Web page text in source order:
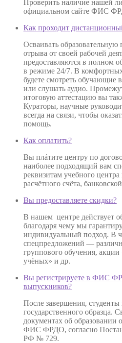
Проверить наличие нашей
официальном сайте ФИС
Как проходит
Осваивать
отрыва от своей рабочей
предоставляются в полном
в режиме 24/7. В
будете смотреть обучающие
или слушать аудио.
итоговую аттестацию вы
Кураторы, научные
всегда на связи, чтобы
помощь.
Как оплатить?
Вы плáтите центру по
наиболее подходящий вам
реквизитам учебного
расчётного счёта,
Вы предоставляете скидки?
В нашем центре действует
благодаря чему мы
индивидуальный подход. В
спецпредложений —
группового обучения,
учёных» и др.
Вы регистрируете в ФИС
выпускников?
После завершения,
государственного образца.
документах об образовании
ФИС ФРДО, согласно
РФ № 729.